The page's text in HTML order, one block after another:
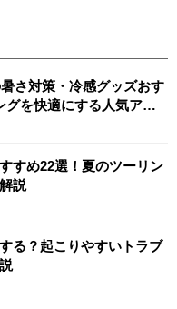
さ対策・冷感グッズおす
グを快適にする人気アイ
すめ22選！夏のツーリン
説
る？起こりやすいトラブ